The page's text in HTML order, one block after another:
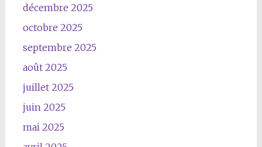
décembre 2025
octobre 2025
septembre 2025
août 2025
juillet 2025
juin 2025
mai 2025